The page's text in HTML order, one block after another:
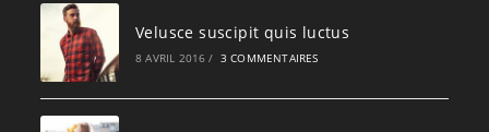
Velusce suscipit quis luctus
8 AVRIL 2016 / 3 COMMENTAIRES